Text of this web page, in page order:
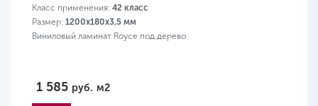
Класс применения: 42 класс
Размер: 1200х180х3,5 мм
Виниловый ламинат Royce под дерево
1 585 руб. м2